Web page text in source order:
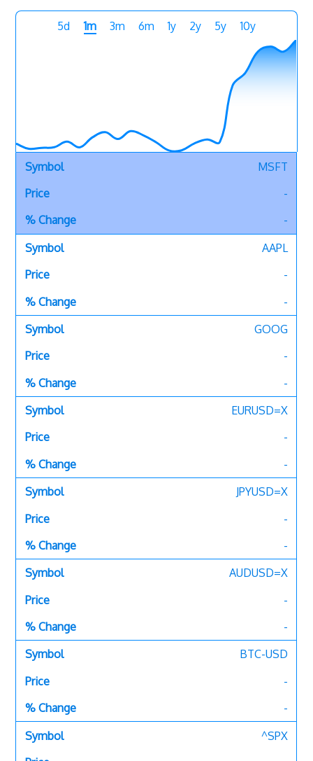
5d 1m 3m 6m 1y 2y 5y 10y
MSFT
-
-
AAPL
-
-
GOOG
-
-
EURUSD=X
-
-
JPYUSD=X
-
-
AUDUSD=X
-
-
BTC-USD
-
-
^SPX